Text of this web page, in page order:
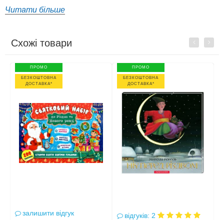
Читати більше
Схожі товари Previous
ПРОМО
БЕЗКОШТОВНА
ДОСТАВКА*
залишити відгук
ПРОМО
БЕЗКОШТОВНА
ДОСТАВКА*
відгуків: 2
Next